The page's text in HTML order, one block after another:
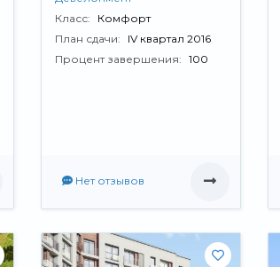
Класс:
Комфорт
План сдачи:
IV квартал 2016
Процент завершения:
100
Нет отзывов